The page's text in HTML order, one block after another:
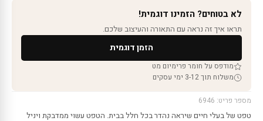
לא בטוחים? הזמינו דוגמית!
תראו איך זה נראה עם התאורה והעיצוב שלכם.
הזמן דוגמית
מודפס על חומר פרימיום מט
משלוח תוך 3-12 ימי עסקים
מספר פריט: 6946
טפט של בעלי חיים שיראה נהדר בכל חלל בבית. הטפט עשוי ממדבקת ויניל